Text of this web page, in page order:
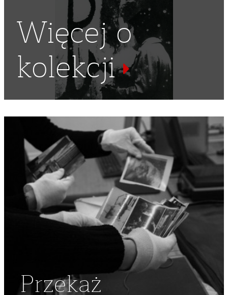
MUNDUR, ŻOŁNIERZ ,MUNDURY,EMIGRANT , POLONIA
KOMBATANT, KOMBATANCI POLACY W USA
POLONIA AMERYKAŃSKA , KOŁO AK W USA
Więcej o
kolekcji
Przekaż